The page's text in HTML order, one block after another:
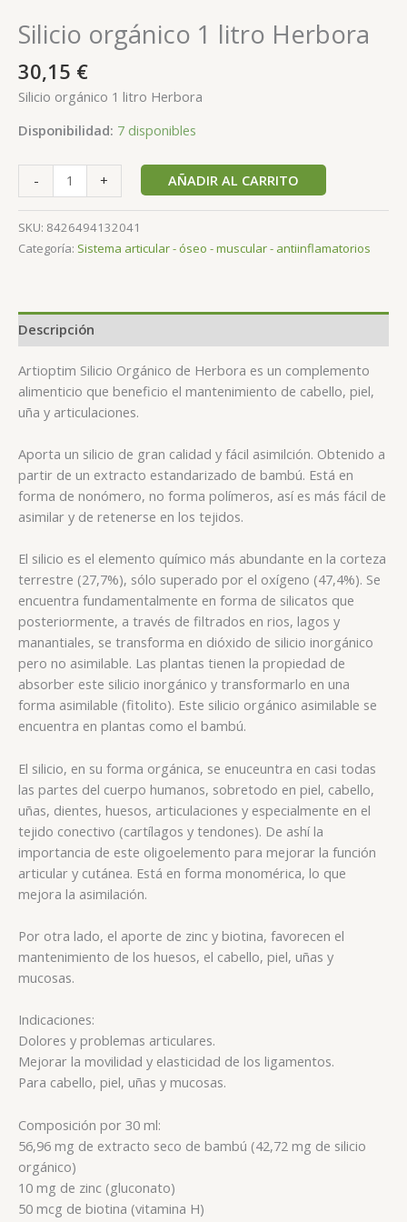
Silicio orgánico 1 litro Herbora
30,15 €
Silicio orgánico 1 litro Herbora
Disponibilidad: 7 disponibles
- + AÑADIR AL CARRITO
SKU: 8426494132041
Categoría: Sistema articular - óseo - muscular - antiinflamatorios
Descripción
Artioptim Silicio Orgánico de Herbora es un complemento
alimenticio que beneficio el mantenimiento de cabello, piel,
uña y articulaciones.
Aporta un silicio de gran calidad y fácil asimilción. Obtenido a
partir de un extracto estandarizado de bambú. Está en
forma de nonómero, no forma polímeros, así es más fácil de
asimilar y de retenerse en los tejidos.
El silicio es el elemento químico más abundante en la corteza
terrestre (27,7%), sólo superado por el oxígeno (47,4%). Se
encuentra fundamentalmente en forma de silicatos que
posteriormente, a través de filtrados en rios, lagos y
manantiales, se transforma en dióxido de silicio inorgánico
pero no asimilable. Las plantas tienen la propiedad de
absorber este silicio inorgánico y transformarlo en una
forma asimilable (fitolito). Este silicio orgánico asimilable se
encuentra en plantas como el bambú.
El silicio, en su forma orgánica, se enuceuntra en casi todas
las partes del cuerpo humanos, sobretodo en piel, cabello,
uñas, dientes, huesos, articulaciones y especialmente en el
tejido conectivo (cartílagos y tendones). De ashí la
importancia de este oligoelemento para mejorar la función
articular y cutánea. Está en forma monomérica, lo que
mejora la asimilación.
Por otra lado, el aporte de zinc y biotina, favorecen el
mantenimiento de los huesos, el cabello, piel, uñas y
mucosas.
Indicaciones:
Dolores y problemas articulares.
Mejorar la movilidad y elasticidad de los ligamentos.
Para cabello, piel, uñas y mucosas.
Composición por 30 ml:
56,96 mg de extracto seco de bambú (42,72 mg de silicio
orgánico)
10 mg de zinc (gluconato)
50 mcg de biotina (vitamina H)